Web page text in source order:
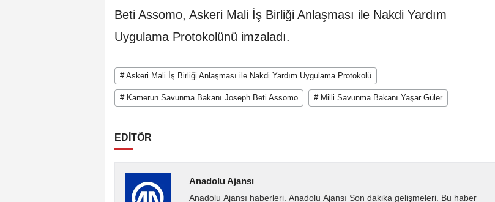
Beti Assomo, Askeri Mali İş Birliği Anlaşması ile Nakdi Yardım
Uygulama Protokolünü imzaladı.
# Askeri Mali İş Birliği Anlaşması ile Nakdi Yardım Uygulama Protokolü
# Kamerun Savunma Bakanı Joseph Beti Assomo # Milli Savunma Bakanı Yaşar Güler
EDİTÖR
Anadolu Ajansı
Anadolu Ajansı haberleri. Anadolu Ajansı Son dakika gelişmeleri. Bu haber